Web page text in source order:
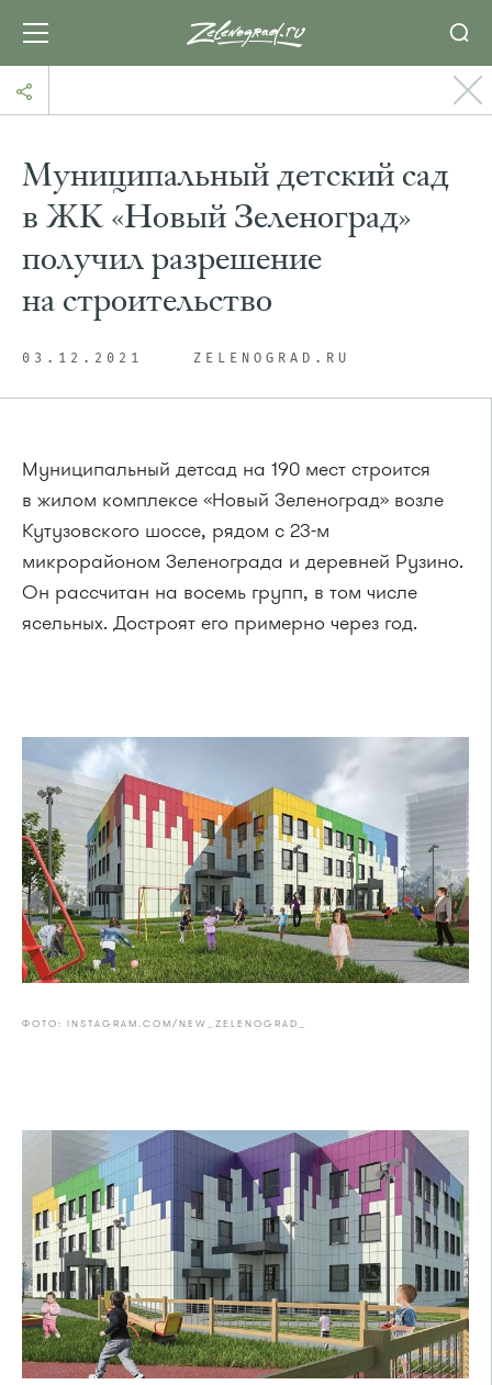
Муниципальный детский сад
в ЖК «Новый Зеленоград»
получил разрешение
на строительство
03.12.2021 ZELENOGRAD.RU
Муниципальный детсад на 190 мест строится
в жилом комплексе «Новый Зеленоград» возле
Кутузовского шоссе, рядом с 23-м
микрорайоном Зеленограда и деревней Рузино.
Он рассчитан на восемь групп, в том числе
ясельных. Достроят его примерно через год.
ФОТО: INSTAGRAM.COM/NEW_ZELENOGRAD_